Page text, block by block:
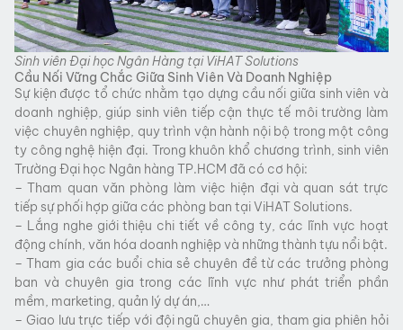
Sinh viên Đại học Ngân Hàng tại ViHAT Solutions
Cầu Nối Vững Chắc Giữa Sinh Viên Và Doanh Nghiệp
Sự kiện được tổ chức nhằm tạo dựng cầu nối giữa sinh viên và
doanh nghiệp, giúp sinh viên tiếp cận thực tế môi trường làm
việc chuyên nghiệp, quy trình vận hành nội bộ trong một công
ty công nghệ hiện đại. Trong khuôn khổ chương trình, sinh viên
Trường Đại học Ngân hàng TP.HCM đã có cơ hội:
– Tham quan văn phòng làm việc hiện đại và quan sát trực
tiếp sự phối hợp giữa các phòng ban tại ViHAT Solutions.
– Lắng nghe giới thiệu chi tiết về công ty, các lĩnh vực hoạt
động chính, văn hóa doanh nghiệp và những thành tựu nổi bật.
– Tham gia các buổi chia sẻ chuyên đề từ các trưởng phòng
ban và chuyên gia trong các lĩnh vực như phát triển phần
mềm, marketing, quản lý dự án,…
– Giao lưu trực tiếp với đội ngũ chuyên gia, tham gia phiên hỏi